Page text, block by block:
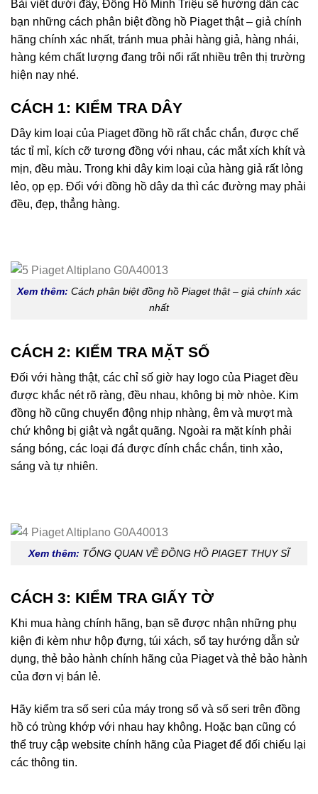
Bài viết dưới đây, Đồng Hồ Minh Triệu sẽ hướng dẫn các
bạn những cách phân biệt đồng hồ Piaget thật – giả chính
hãng chính xác nhất, tránh mua phải hàng giả, hàng nhái,
hàng kém chất lượng đang trôi nổi rất nhiều trên thị trường
hiện nay nhé.
CÁCH 1: KIỂM TRA DÂY
Dây kim loại của Piaget đồng hồ rất chắc chắn, được chế
tác tỉ mỉ, kích cỡ tương đồng với nhau, các mắt xích khít và
mịn, đều màu. Trong khi dây kim loại của hàng giả rất lỏng
lẻo, ọp ẹp. Đối với đồng hồ dây da thì các đường may phải
đều, đẹp, thẳng hàng.
Xem thêm: Cách phân biệt đồng hồ Piaget thật – giả chính xác
nhất
CÁCH 2: KIỂM TRA MẶT SỐ
Đối với hàng thật, các chỉ số giờ hay logo của Piaget đều
được khắc nét rõ ràng, đều nhau, không bị mờ nhòe. Kim
đồng hồ cũng chuyển động nhịp nhàng, êm và mượt mà
chứ không bị giật và ngắt quãng. Ngoài ra mặt kính phải
sáng bóng, các loại đá được đính chắc chắn, tinh xảo,
sáng và tự nhiên.
Xem thêm: TỔNG QUAN VỀ ĐỒNG HỒ PIAGET THỤY SĨ
CÁCH 3: KIỂM TRA GIẤY TỜ
Khi mua hàng chính hãng, bạn sẽ được nhận những phụ
kiện đi kèm như hộp đựng, túi xách, sổ tay hướng dẫn sử
dụng, thẻ bảo hành chính hãng của Piaget và thẻ bảo hành
của đơn vị bán lẻ.
Hãy kiểm tra số seri của máy trong sổ và số seri trên đồng
hồ có trùng khớp với nhau hay không. Hoặc bạn cũng có
thể truy cập website chính hãng của Piaget để đối chiếu lại
các thông tin.